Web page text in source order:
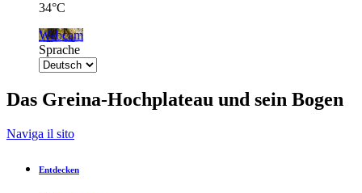
34°C
Webcam
Sprache
Das Greina-Hochplateau und sein Bogen
Zurück zur Übersicht
Topempfohlene Tour
Naviga il sito
Entdecken